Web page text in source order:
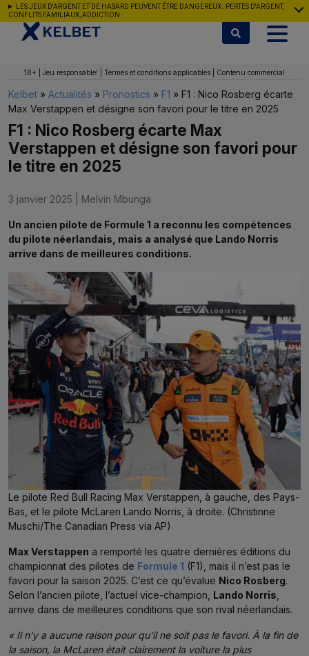
Aller au contenu
LES JEUX D'ARGENT ET DE HASARD PEUVENT ÊTRE DANGEREUX : PERTES D'ARGENT,
CONFLITS FAMILIAUX, ADDICTION.
18+ | Jeu responsable! | Termes et conditions applicables | Contenu commercial
Kelbet » Actualités » Pronostics » F1 » F1 : Nico Rosberg écarte
Max Verstappen et désigne son favori pour le titre en 2025
F1 : Nico Rosberg écarte Max
Verstappen et désigne son favori pour
le titre en 2025
3 janvier 2025 Melvin Mbunga
Un ancien pilote de Formule 1 a reconnu les compétences
du pilote néerlandais, mais a analysé que Lando Norris
arrive dans de meilleures conditions.
Le pilote Red Bull Racing Max Verstappen, à gauche, des Pays-
Bas, et le pilote McLaren Lando Norris, à droite. (Christinne
Muschi/The Canadian Press via AP)
Max Verstappen a remporté les quatre dernières éditions du
championnat des pilotes de Formule 1 (F1), mais il n’est pas le
favori pour la saison 2025. C’est ce qu’évalue Nico Rosberg.
Selon l’ancien pilote, l’actuel vice-champion, Lando Norris
arrive dans de meilleures conditions que son rival néerlandais.
« Il n’y a aucune raison pour qu’il ne soit pas le favori. À la fin de
la saison, la McLaren était clairement la voiture la plus